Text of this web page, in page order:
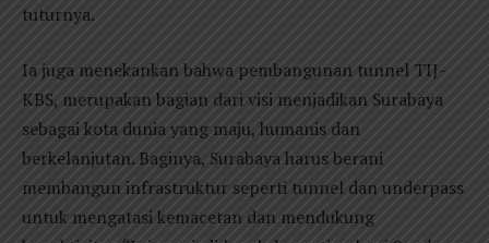
tuturnya.
Ia juga menekankan bahwa pembangunan tunnel TIJ-
KBS, merupakan bagian dari visi menjadikan Surabaya
sebagai kota dunia yang maju, humanis dan
berkelanjutan. Baginya, Surabaya harus berani
membangun infrastruktur seperti tunnel dan underpass
untuk mengatasi kemacetan dan mendukung